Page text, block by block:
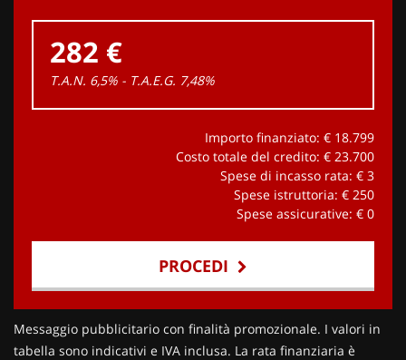
282 €
T.A.N. 6,5% - T.A.E.G. 7,48%
Importo finanziato: € 18.799
Costo totale del credito: € 23.700
Spese di incasso rata: € 3
Spese istruttoria: € 250
Spese assicurative: € 0
PROCEDI
Contattaci
Messaggio pubblicitario con finalità promozionale. I valori in
tabella sono indicativi e IVA inclusa. La rata finanziaria è